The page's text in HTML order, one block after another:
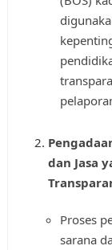
dan Jasa
Proses
sarana